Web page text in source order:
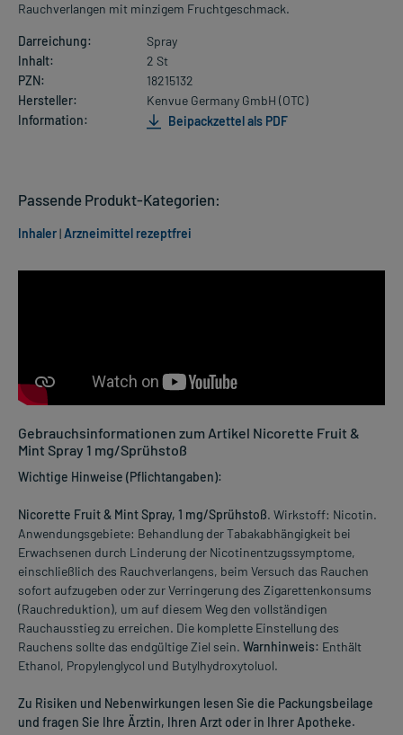
Rauchverlangen mit minzigem Fruchtgeschmack.
Darreichung:
Spray
Inhalt:
2 St
PZN:
18215132
Hersteller:
Kenvue Germany GmbH (OTC)
Information:
Beipackzettel als PDF
Gebrauchsinformationen zum Artikel Nicorette Fruit &
Mint Spray 1 mg/Sprühstoß
Wichtige Hinweise (Pflichtangaben):
Nicorette Fruit & Mint Spray, 1 mg/Sprühstoß. Wirkstoff: Nicotin.
Anwendungsgebiete: Behandlung der Tabakabhängigkeit bei
Erwachsenen durch Linderung der Nicotinentzugssymptome,
einschließlich des Rauchverlangens, beim Versuch das Rauchen
sofort aufzugeben oder zur Verringerung des Zigarettenkonsums
(Rauchreduktion), um auf diesem Weg den vollständigen
Rauchausstieg zu erreichen. Die komplette Einstellung des
Rauchens sollte das endgültige Ziel sein. Warnhinweis: Enthält
Ethanol, Propylenglycol und Butylhydroxytoluol.
Zu Risiken und Nebenwirkungen lesen Sie die Packungsbeilage
und fragen Sie Ihre Ärztin, Ihren Arzt oder in Ihrer Apotheke.
Passende Produkt-Kategorien:
Inhaler|Arzneimittel rezeptfrei